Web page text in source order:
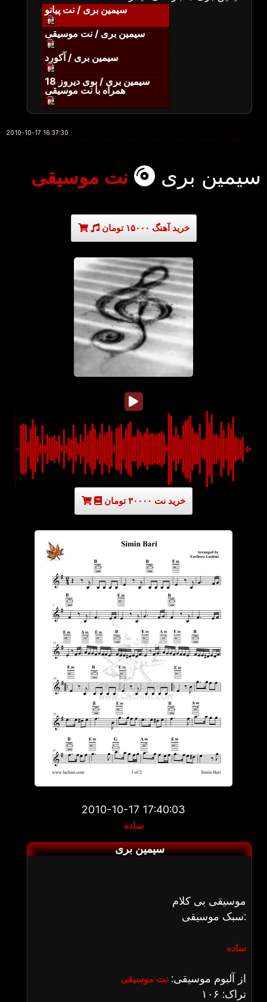
سیمین بری / نت پیانو
سیمین بری / نت موسیقی
سیمین بری / آکورد
سیمین بری / بوی دیروز 18
همراه با نت موسیقی
2010-10-17 16:37:30
سیمین بری نت موسیقی
خرید آهنگ ۱۵۰۰۰ تومان
خرید نت ۳۰۰۰۰ تومان
2010-10-17 17:40:03
ساده
سیمین بری
موسیقی بی کلام
سبک موسیقی:
ساده
از آلبوم موسیقی: نت موسیقی
تراک: ۱۰۶